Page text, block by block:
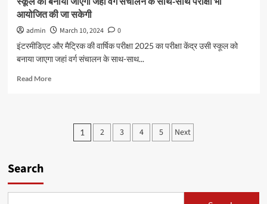
देश
भर
हो
लागू
आयोजित की जा सकेगी
admin March 10, 2024
0
इंटरमीडिएट और मैट्रिक की वार्षिक परीक्षा 2025 का परीक्षा केंद्र उसी स्कूल को
बनाया जाएगा जहां वर्ग संचालन के साथ-साथ...
Read MoreRead
Posts
1 2 3 4 5 Next
Search